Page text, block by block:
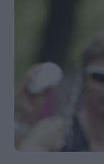
Rumors
Today
Συνεντεύξεις